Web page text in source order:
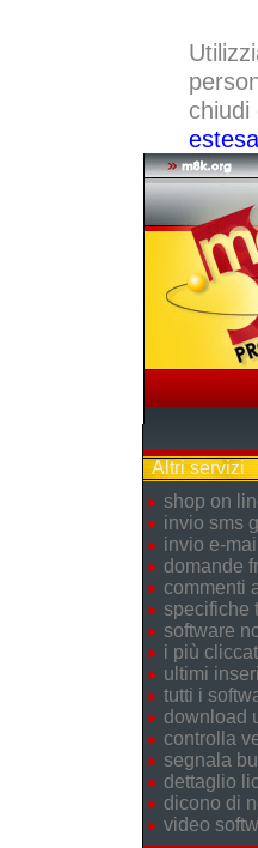
chiudi
estesa
Altri servizi
shop on
invio sms
invio e-
domande
commenti
specifiche
software
i più
ultimi
tutti i
download
controlla
segnala
dettaglio
dicono di
video